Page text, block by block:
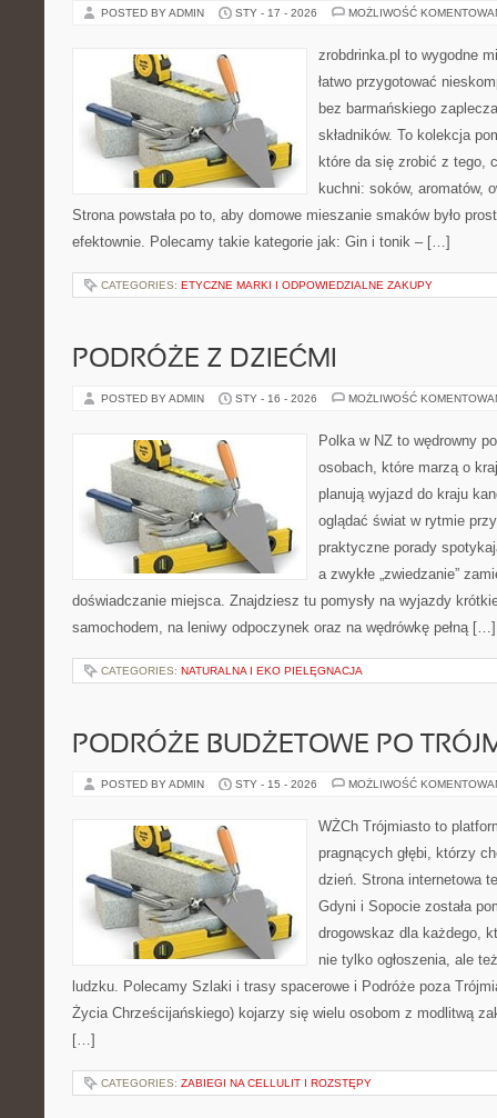
POSTED BY ADMIN STY - 17 - 2026 MOŻLIWOŚĆ
zrobdrinka.pl to wygodne
łatwo przygotować
bez barmańskiego
składników. To kolekcja
które da się zrobić z tego,
kuchni: soków, aromatów,
Strona powstała po to, aby domowe mieszanie smaków było
efektownie. Polecamy takie kategorie jak: Gin i tonik – […]
CATEGORIES: ETYCZNE MARKI I ODPOWIEDZIALNE ZAKUPY
PODRÓŻE Z DZIEĆMI
POSTED BY ADMIN STY - 16 - 2026 MOŻLIWOŚĆ
Polka w NZ to wędrowny
osobach, które marzą o
planują wyjazd do kraju
oglądać świat w rytmie
praktyczne porady
a zwykłe „zwiedzanie”
doświadczanie miejsca. Znajdziesz tu pomysły na wyjazdy
samochodem, na leniwy odpoczynek oraz na wędrówkę pełną […]
CATEGORIES: NATURALNA I EKO PIELĘGNACJA
PODRÓŻE BUDŻETOWE PO
POSTED BY ADMIN STY - 15 - 2026 MOŻLIWOŚĆ
WŻCh Trójmiasto to
pragnących głębi, którzy
dzień. Strona internetowa
Gdyni i Sopocie została
drogowskaz dla każdego,
nie tylko ogłoszenia, ale
ludzku. Polecamy Szlaki i trasy spacerowe i Podróże poza
Życia Chrześcijańskiego) kojarzy się wielu osobom z modlitwą
[…]
CATEGORIES: ZABIEGI NA CELLULIT I ROZSTĘPY